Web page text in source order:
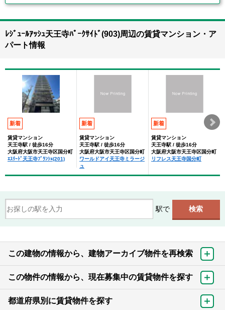
ﾚｼﾞｭｰﾙｱｯｼｭ天王寺ﾊﾟｰｸｻｲﾄﾞ(903)周辺の賃貸マンション・ア
パート情報
新着
賃貸マンション
天王寺駅 / 徒歩16分
大阪府大阪市天王寺区国分町
ｴｽﾘｰﾄﾞ天王寺ﾌﾞﾗﾝｼｪ(201)
新着
賃貸マンション
天王寺駅 / 徒歩16分
大阪府大阪市天王寺区国分町
ワールドアイ天王寺ミラージ
ュ
新着
賃貸マンション
天王寺駅 / 徒歩16分
大阪府大阪市天王寺区国分町
リフレス天王寺国分町
駅で
この建物の情報から、建物アーカイブ物件を再検索
この物件の情報から、現在募集中の賃貸物件を探す
都道府県別に賃貸物件を探す